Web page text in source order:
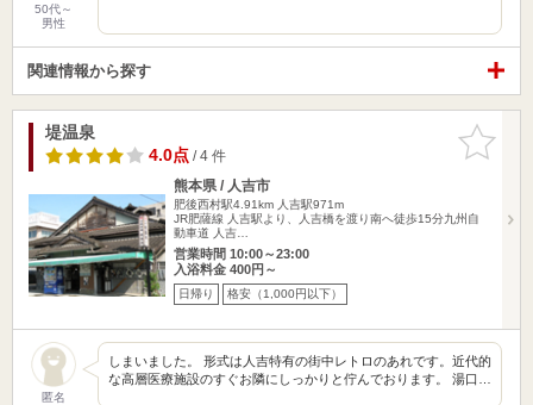
50代～
男性
関連情報から探す
お気に入
りに追加
堤温泉
4.0点/ 4 件
熊本県 / 人吉市
肥後西村駅4.91km 人吉駅971m
JR肥薩線 人吉駅より、人吉橋を渡り南へ徒歩15分九州自
動車道 人吉…
営業時間 10:00～23:00
入浴料金 400円～
日帰り 格安（1,000円以下）
匿名
しまいました。 形式は人吉特有の街中レトロのあれです。近代的
な高層医療施設のすぐお隣にしっかりと佇んでおります。 湯口…